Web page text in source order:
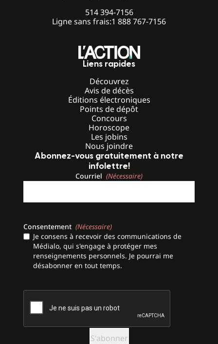
514 394-7156
Ligne sans frais:1 888 767-7156
Liens rapides
Découvrez
Avis de décès
Éditions électroniques
Points de dépôt
Concours
Horoscope
Les jobins
Nous joindre
Abonnez-vous gratuitement à notre
infolettre!
Courriel (Nécessaire)
Consentement (Nécessaire)
Je consens à recevoir des communications de
Médialo, qui s'engage à protéger mes
renseignements personnels. Je pourrai me
désabonner en tout temps.
CAPTCHA